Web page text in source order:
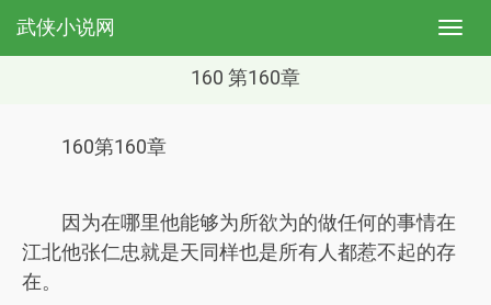
武侠小说网
160 第160章
160第160章
因为在哪里他能够为所欲为的做任何的事情在
江北他张仁忠就是天同样也是所有人都惹不起的存
在。